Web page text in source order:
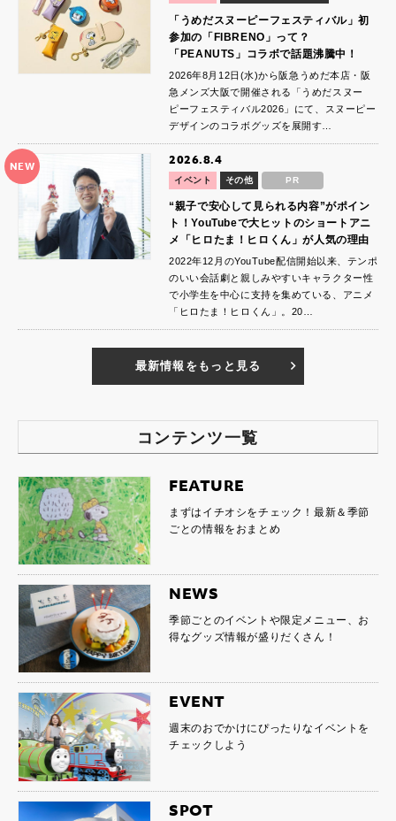
「うめだスヌーピーフェスティバル」初
参加の「FIBRENO」って？
「PEANUTS」コラボで話題沸騰中！
2026年8月12日(水)から阪急うめだ本店・阪
急メンズ大阪で開催される「うめだスヌー
ピーフェスティバル2026」にて、スヌーピー
デザインのコラボグッズを展開す…
NEW 2026.8.4
イベント その他 PR
“親子で安心して見られる内容”がポイン
ト！YouTubeで大ヒットのショートアニ
メ「ヒロたま！ヒロくん」が人気の理由
2022年12月のYouTube配信開始以来、テンポ
のいい会話劇と親しみやすいキャラクター性
で小学生を中心に支持を集めている、アニメ
「ヒロたま！ヒロくん」。20…
最新情報をもっと見る
コンテンツ一覧
FEATURE
まずはイチオシをチェック！最新＆季節
ごとの情報をおまとめ
NEWS
季節ごとのイベントや限定メニュー、お
得なグッズ情報が盛りだくさん！
EVENT
週末のおでかけにぴったりなイベントを
チェックしよう
SPOT